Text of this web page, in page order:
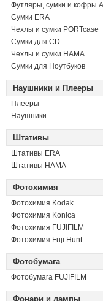
Футляры, сумки и кофры
Сумки ERA
Чехлы и сумки PORTcase
Сумки для CD
Чехлы и сумки HAMA
Сумки для Ноутбуков
Наушники и Плееры
Плееры
Наушники
Штативы
Штативы ERA
Штативы HAMA
Фотохимия
Фотохимия Kodak
Фотохимия Konica
Фотохимия FUJIFILM
Фотохимия Fuji Hunt
Фотобумага
Фотобумага FUJIFILM
Фонари и лампы